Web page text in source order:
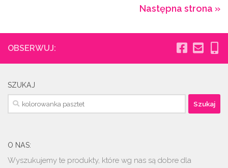
Następna strona »
OBSERWUJ:
SZUKAJ
Szukaj:
O NAS:
Wyszukujemy te produkty, które wg nas są dobre dla